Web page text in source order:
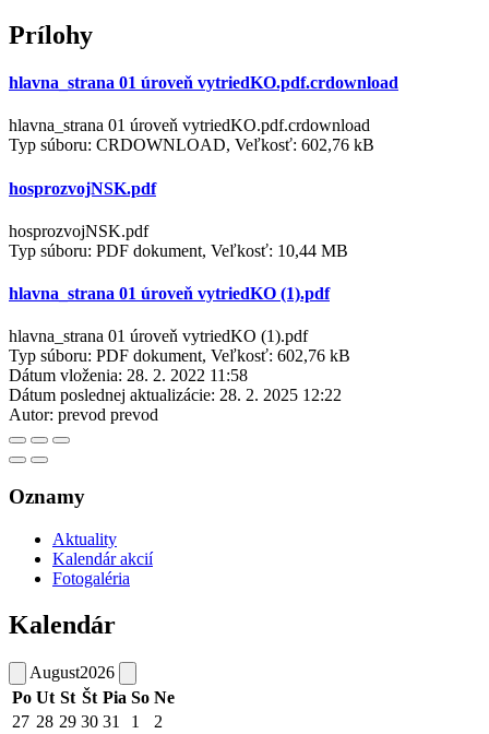
Prílohy
hlavna_strana 01 úroveň vytriedKO.pdf.crdownload
hlavna_strana 01 úroveň vytriedKO.pdf.crdownload
Typ súboru: CRDOWNLOAD, Veľkosť: 602,76 kB
hosprozvojNSK.pdf
hosprozvojNSK.pdf
Typ súboru: PDF dokument, Veľkosť: 10,44 MB
hlavna_strana 01 úroveň vytriedKO (1).pdf
hlavna_strana 01 úroveň vytriedKO (1).pdf
Typ súboru: PDF dokument, Veľkosť: 602,76 kB
Dátum vloženia: 28. 2. 2022 11:58
Dátum poslednej aktualizácie: 28. 2. 2025 12:22
Autor: prevod prevod
Oznamy
Aktuality
Kalendár akcií
Fotogaléria
Kalendár
August2026
Po Ut St Št Pia So Ne
27 28 29 30 31 1
2